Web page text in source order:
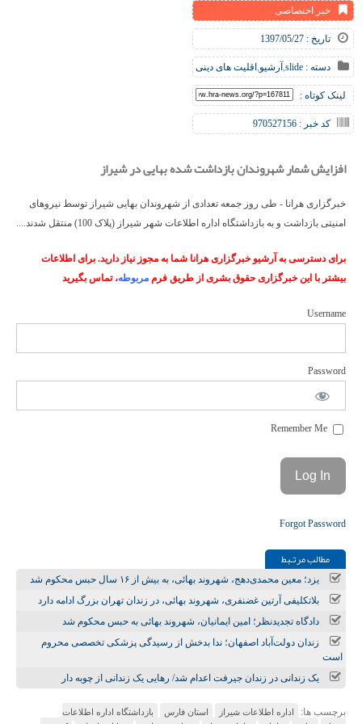
خبر اختصاصی
تاریخ : 1397/05/27
دسته : slide
,آرشیو,اقلیت های دینی
لینک کوتاه :
کد خبر : 970527156
افزایش شمار شهروندان بازداشت شده بهایی در شیراز
خبرگزاری هرانا - طی روز جمعه تعدادی از شهروندان بهایی شیراز توسط نیروهای
امنیتی بازداشت و به بازداشتگاه اداره اطلاعات شهر شیراز (پلاک 100) منتقل شدند....
برای دسترسی به آرشیو خبرگزاری هرانا شما به مجوز نیاز دارید. برای اطلاعات
بیشتر با این خبرگزاری حقوق بشری از طریق فرم مربوطه، تماس بگیرید
Username
Password
Forgot Password
مطالب مرتـبط
یزد؛ معین محمدی‌دهج، شهروند بهائی، به بیش از ۱۶ سال حبس محکوم شد
بلاتکلیفی آرتین غضنفری، شهروند بهائی، در زندان تهران بزرگ ادامه دارد
دادگاه تجدیدنظر؛ امین ایمانیان، شهروند بهائی به حبس محکوم شد
زندان دولت‌آباد اصفهان؛ ندا بدخش از رسیدگی پزشکی تخصصی محروم
است
یک زندانی در زندان جیرفت اعدام شد/ رهایی یک زندانی از چوبه دار
برچسب ها: اداره اطلاعات شیراز استان فارس
بازداشتگاه اداره اطلاعات